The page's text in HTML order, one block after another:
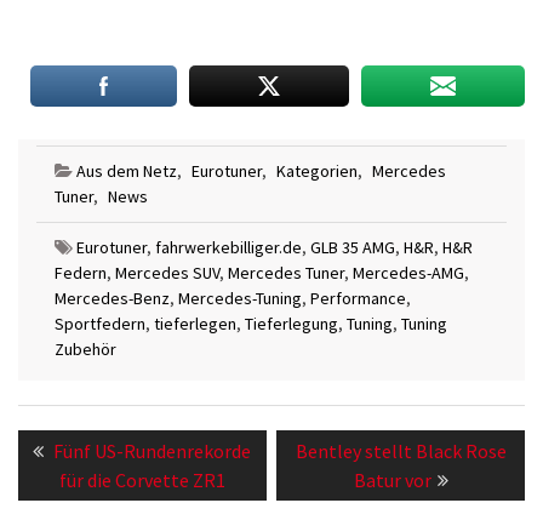
Aus dem Netz, Eurotuner, Kategorien, Mercedes
Tuner, News
Eurotuner, fahrwerkebilliger.de, GLB 35 AMG, H&R, H&R
Federn, Mercedes SUV, Mercedes Tuner, Mercedes-AMG,
Mercedes-Benz, Mercedes-Tuning, Performance,
Sportfedern, tieferlegen, Tieferlegung, Tuning, Tuning
Zubehör
Previous
post:
Fünf US-Rundenrekorde
für die Corvette ZR1
Next
Bentley stellt Black Rose
Batur vor